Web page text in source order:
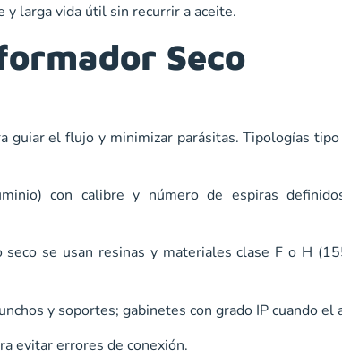
y larga vida útil sin recurrir a aceite.
Seco
guiar el flujo y minimizar parásitas. Tipologías
con calibre y número de espiras
se usan resinas y materiales clase F o H
y soportes; gabinetes con grado IP cuando
evitar errores de conexión.